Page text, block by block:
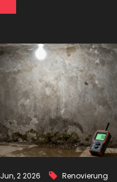
Jun, 2 2026 Renovierung